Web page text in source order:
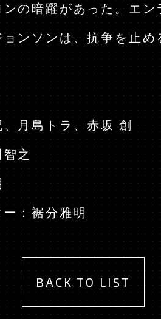
の暗躍があった。エ
ンソンは、抗争を止
月島トラ、赤坂 創
之
ー：裾分雅明
BACK TO LIST